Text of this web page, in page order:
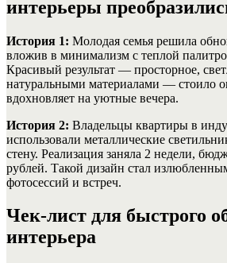
интерьеры
История 1: Молодая семья решила
вложив в минимализм с теплой
Красивый результат — просторное,
натуральными материалами — стоило
вдохновляет на уютные вечера.
История 2: Владельцы квартиры в
использовали металлические
стену. Реализация заняла 2 недели,
рублей. Такой дизайн стал
фотосессий и встреч.
Чек-лист для быстрого
интерьера